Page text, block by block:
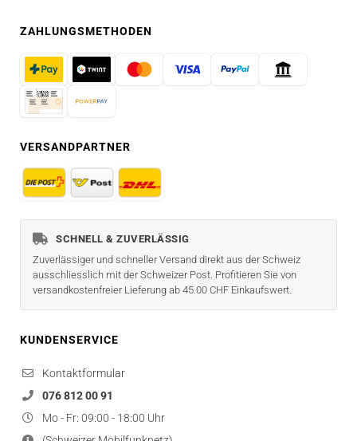
ZAHLUNGSMETHODEN
VERSANDPARTNER
SCHNELL & ZUVERLÄSSIG
Zuverlässiger und schneller Versand direkt aus der Schweiz
ausschliesslich mit der Schweizer Post. Profitieren Sie von
versandkostenfreier Lieferung ab 45.00 CHF Einkaufswert.
KUNDENSERVICE
Kontaktformular
076 812 00 91
Mo - Fr: 09:00 - 18:00 Uhr